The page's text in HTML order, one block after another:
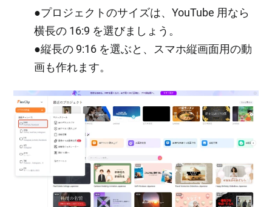
●プロジェクトのサイズは、YouTube 用なら
横長の 16:9 を選びましょう。
●縦長の 9:16 を選ぶと、スマホ縦画面用の動
画も作れます。